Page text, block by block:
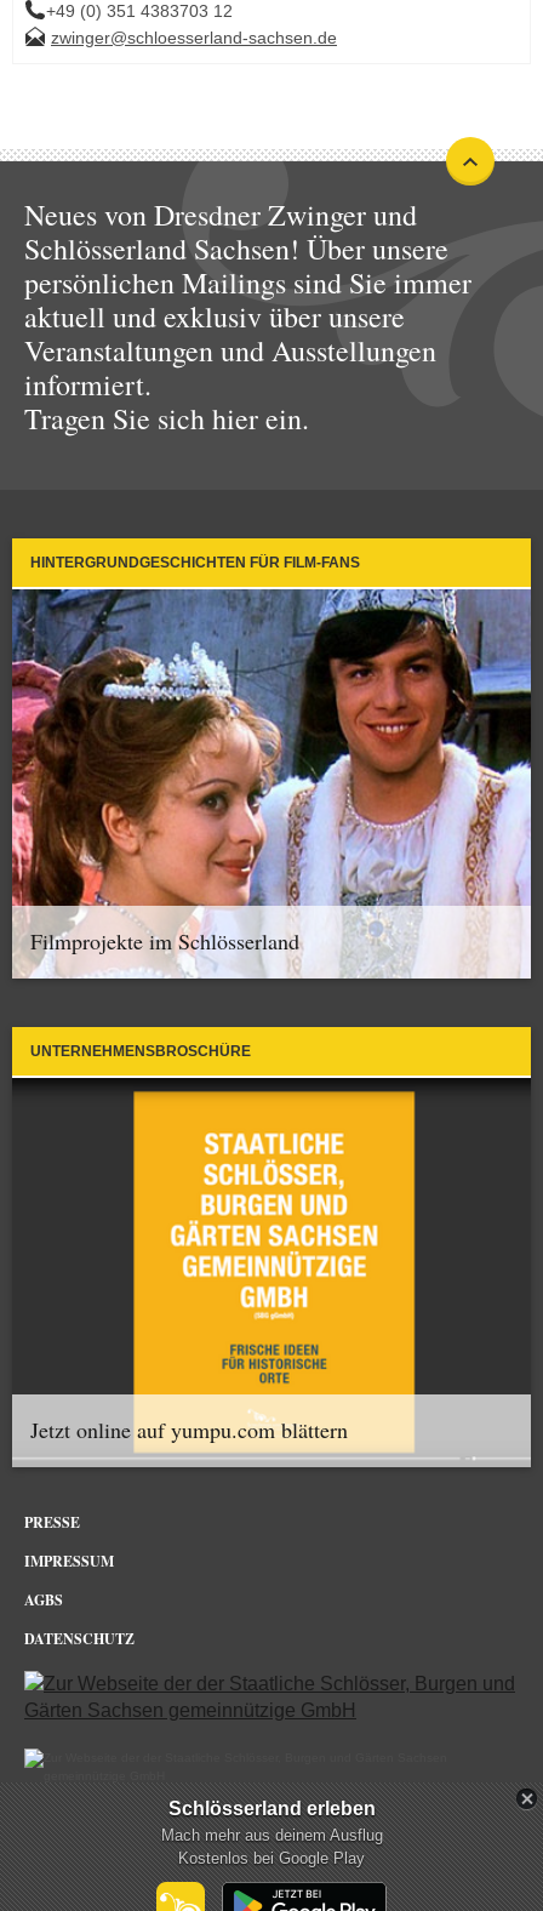
+49 (0) 351 4383703 12
zwinger@schloesserland-sachsen.de
Neues von Dresdner Zwinger und
Schlösserland Sachsen! Über unsere
persönlichen Mailings sind Sie immer
aktuell und exklusiv über unsere
Veranstaltungen und Ausstellungen
informiert.
Tragen Sie sich hier ein.
HINTERGRUNDGESCHICHTEN FÜR FILM-FANS
Filmprojekte im Schlösserland
UNTERNEHMENSBROSCHÜRE
Jetzt online auf yumpu.com blättern
PRESSE
IMPRESSUM
AGBS
DATENSCHUTZ
Dresdner Zwinger im Netz
Schlösserland erleben
Mach mehr aus deinem Ausflug
Kostenlos bei Google Play
mehr